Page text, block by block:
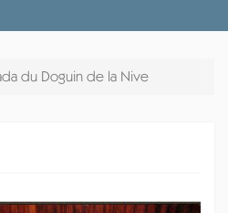
du Doguin de la Nive